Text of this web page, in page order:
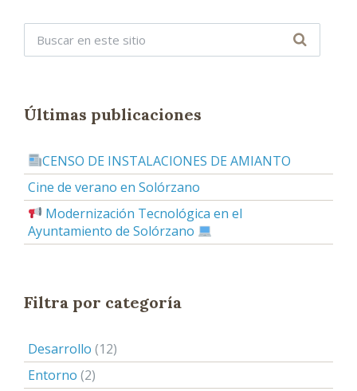
Últimas publicaciones
CENSO DE INSTALACIONES DE AMIANTO
Cine de verano en Solórzano
Modernización Tecnológica en el
Ayuntamiento de Solórzano
Filtra por categoría
Desarrollo (12)
Entorno (2)